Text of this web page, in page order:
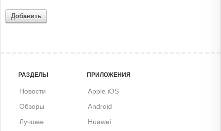
Добавить
РАЗДЕЛЫ
Новости
Обзоры
Лучшее
ПРИЛОЖЕНИЯ
Apple iOS
Android
Huawei